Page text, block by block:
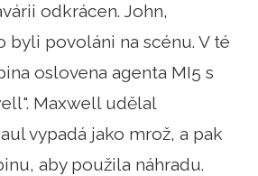
odkrácen. John,
byli povoláni na scénu. V té
oslovena agenta MI5 s
Maxwell udělal
vypadá jako mrož, a pak
aby použila náhradu.